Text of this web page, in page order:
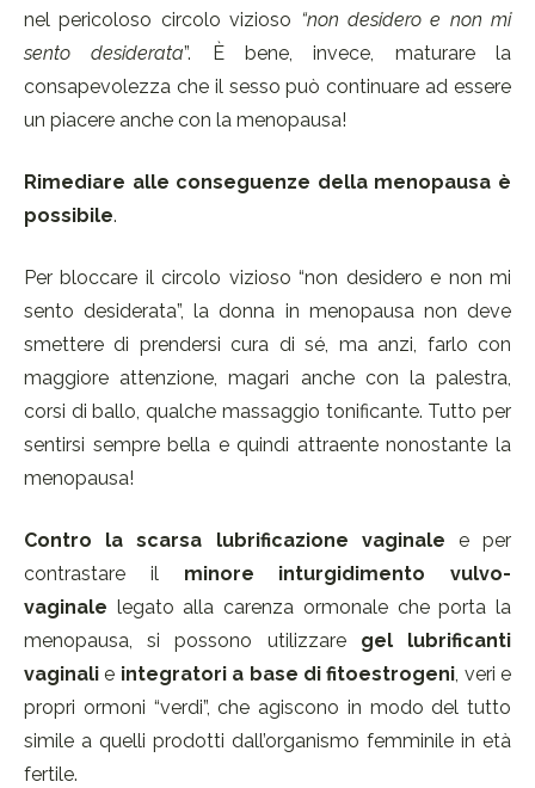
nel pericoloso circolo vizioso “non desidero e non mi
sento desiderata”. È bene, invece, maturare la
consapevolezza che il sesso può continuare ad essere
un piacere anche con la menopausa!
Rimediare alle conseguenze della menopausa è
possibile.
Per bloccare il circolo vizioso “non desidero e non mi
sento desiderata”, la donna in menopausa non deve
smettere di prendersi cura di sé, ma anzi, farlo con
maggiore attenzione, magari anche con la palestra,
corsi di ballo, qualche massaggio tonificante. Tutto per
sentirsi sempre bella e quindi attraente nonostante la
menopausa!
Contro la scarsa lubrificazione vaginale e per
contrastare ilminore inturgidimento vulvo-
vaginale legato alla carenza ormonale che porta la
menopausa, si possono utilizzare gel lubrificanti
vaginali e integratori a base di fitoestrogeni, veri e
propri ormoni “verdi”, che agiscono in modo del tutto
simile a quelli prodotti dall’organismo femminile in età
fertile.